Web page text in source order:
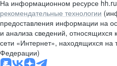
На информационном ресурсе hh.ru
рекомендательные технологии
предоставления информации на
и анализа сведений, относящихся
сети «Интернет», находящихся на
Федерации)